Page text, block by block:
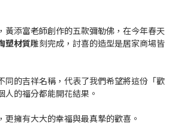
，黃添富老師創作的五款彌勒佛，在今年春天
塑材質雕刻完成，討喜的造型是居家商場皆
同的吉祥名稱，代表了我們希望將這份「歡
人的福分都能開花結果。
更擁有大大的幸福與最真摯的歡喜。